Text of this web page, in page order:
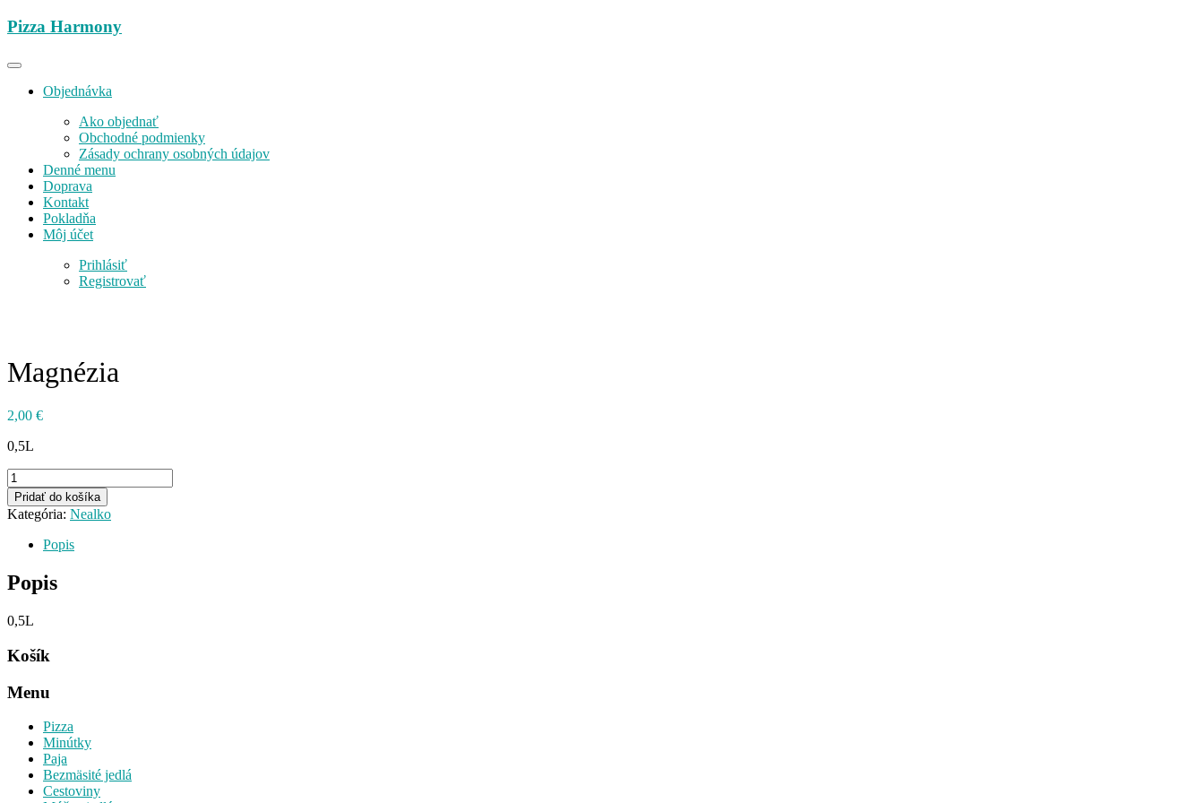
Preskočiť
Pizza Harmony
Objednávka
Ako objednať
Obchodné podmienky
Zásady ochrany osobných údajov
Denné menu
Doprava
Kontakt
Pokladňa
Môj účet
Prihlásiť
Registrovať
Magnézia
2,00 €
0,5L
množstvo
Magnézia
Pridať do košíka
Kategória: Nealko
Popis
Popis
0,5L
Košík
Menu
Pizza
Minútky
Paja
Bezmäsité jedlá
Cestoviny